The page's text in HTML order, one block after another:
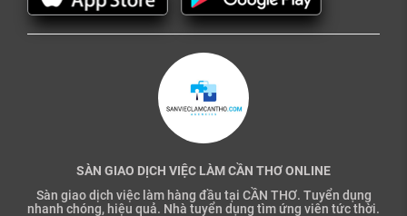
SÀN GIAO DỊCH VIỆC LÀM CẦN THƠ ONLINE
Sàn giao dịch việc làm hàng đầu tại CẦN THƠ. Tuyển dụng
nhanh chóng, hiệu quả. Nhà tuyển dụng tìm ứng viên tức thời.